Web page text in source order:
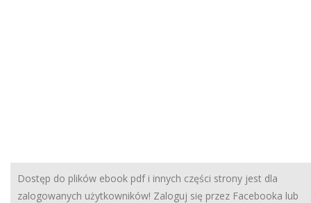
Dostęp do plików ebook pdf i innych części strony jest dla
zalogowanych użytkowników! Zaloguj się przez Facebooka lub